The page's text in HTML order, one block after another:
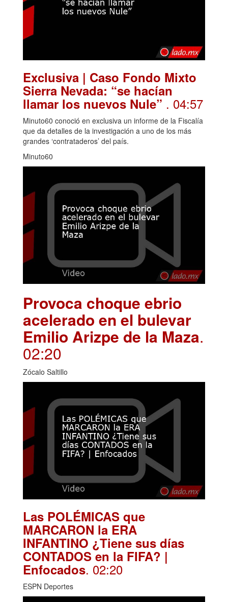
Exclusiva | Caso Fondo Mixto
Sierra Nevada: “se hacían
llamar los nuevos Nule” . 04:57
Minuto60 conoció en exclusiva un informe de la Fiscalía
que da detalles de la investigación a uno de los más
grandes ‘contrataderos’ del país.
Minuto60
Provoca choque ebrio
acelerado en el bulevar
Emilio Arizpe de la Maza.
02:20
Zócalo Saltillo
Las POLÉMICAS que
MARCARON la ERA
INFANTINO ¿Tiene sus días
CONTADOS en la FIFA? |
Enfocados. 02:20
ESPN Deportes